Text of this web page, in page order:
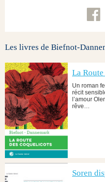
Les livres de Biefnot-
La
Un roman
récit
l’amour
rêve…
Soren